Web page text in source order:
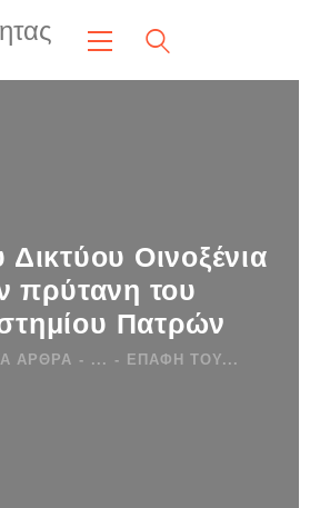
Οινοξένια
πρύτανη του
Πατρών
ΆΡΘΡΑ ... ΕΠΑΦΉ ΤΟΥ...